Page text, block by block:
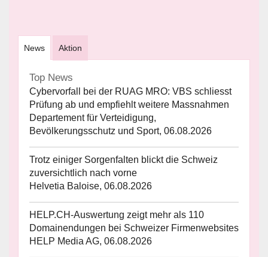
News Aktion
Top News
Cybervorfall bei der RUAG MRO: VBS schliesst
Prüfung ab und empfiehlt weitere Massnahmen
Departement für Verteidigung,
Bevölkerungsschutz und Sport, 06.08.2026
Trotz einiger Sorgenfalten blickt die Schweiz
zuversichtlich nach vorne
Helvetia Baloise, 06.08.2026
HELP.CH-Auswertung zeigt mehr als 110
Domainendungen bei Schweizer Firmenwebsites
HELP Media AG, 06.08.2026